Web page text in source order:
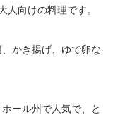
人向けの料理です。
かき揚げ、ゆで卵な
ール州で人気で、と